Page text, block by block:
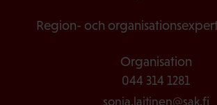
Region- och
Organisation
044 314 1281
sonja.laitinen@sak.fi